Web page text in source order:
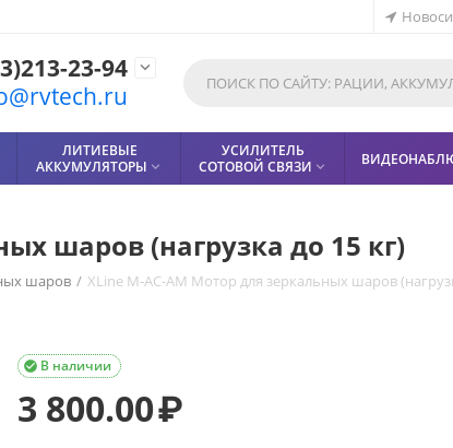
23-94

ЛИТИЕВЫЕ
АККУМУЛЯТОРЫ 
УСИЛИТЕЛЬ
СОТОВОЙ СВЯЗИ 
шаров (нагрузка до 15 кг)
шаров / XLine M-AC-AM Мотор для зеркальных шаров
В наличии

3 800.00₽